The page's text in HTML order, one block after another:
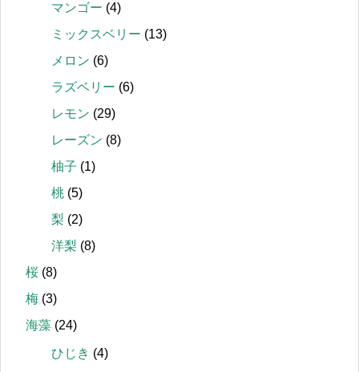
マンゴー (4)
ミックスベリー (13)
メロン (6)
ラズベリー (6)
レモン (29)
レーズン (8)
柚子 (1)
桃 (5)
梨 (2)
洋梨 (8)
桜 (8)
梅 (3)
海藻 (24)
ひじき (4)